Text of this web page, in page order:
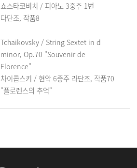
쇼스타코비치 / 피아노 3중주 1번
다단조, 작품8
Tchaikovsky / String Sextet in d
minor, Op.70 "Souvenir de
Florence"
차이콥스키 / 현악 6중주 라단조, 작품70
"플로렌스의 추억"